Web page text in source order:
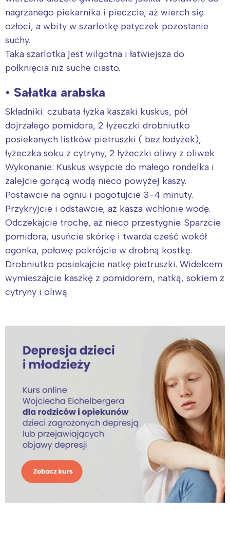
nagrzanego piekarnika i pieczcie, aż wierch się
ozłoci, a wbity w szarlotkę patyczek pozostanie
suchy.
Taka szarlotka jest wilgotna i łatwiejsza do
połknięcia niż suche ciasto.
• Sałatka arabska
Składniki: czubata łyżka kaszaki kuskus, pół
dojrzałego pomidora, 2 łyżeczki drobniutko
posiekanych listków pietruszki ( bez łodyżek),
łyżeczka soku z cytryny, 2 łyżeczki oliwy z oliwek
Wykonanie: Kuskus wsypcie do małego rondelka i
zalejcie gorącą wodą nieco powyżej kaszy.
Postawcie na ogniu i pogotujcie 3-4 minuty.
Przykryjcie i odstawcie, aż kasza wchłonie wodę.
Odczekajcie trochę, aż nieco przestygnie. Sparzcie
pomidora, usuńcie skórkę i twarda cześć wokół
ogonka, połowę pokrójcie w drobną kostkę.
Drobniutko posiekajcie natkę pietruszki. Widelcem
wymieszajcie kaszkę z pomidorem, natką, sokiem z
cytryny i oliwą.
Interesują mnie wydarzenia z
tego regionu:
Warszawa
Łódź
Poznań
Wrocław
Śląsk
Północ
Wszystkie